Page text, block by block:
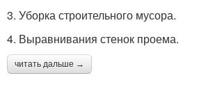
3. Уборка строительного мусора.
4. Выравнивания стенок проема.
читать дальше →